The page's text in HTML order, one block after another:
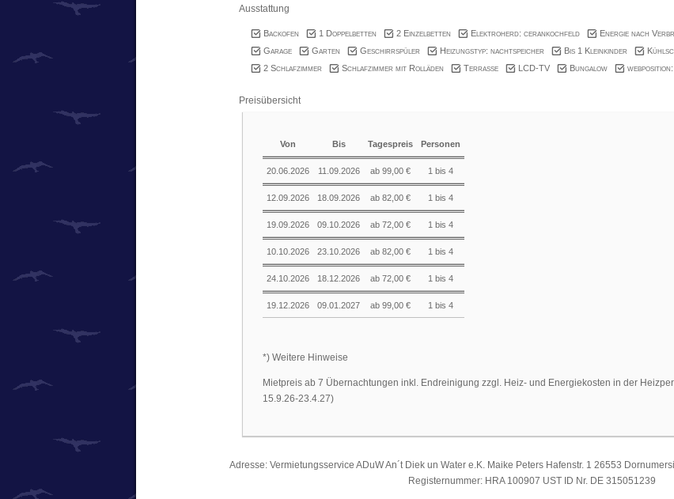
Ausstattung
Backofen 1 Doppelbetten 2 Einzelbetten Elektroherd: cerankochfeld Energie nach
Garage
Garten Geschirrspüler Heizungstyp: nachtspeicher Bis 1 Kleinkinder
2 Schlafzimmer
Schlafzimmer mit Rolläden Terrasse LCD-TV Bungalow webposition:
Preisübersicht
Von Bis Tagespreis Personen
20.06.2026 11.09.2026 ab 99,00 € 1 bis 4
12.09.2026 18.09.2026 ab 82,00 € 1 bis 4
19.09.2026 09.10.2026 ab 72,00 € 1 bis 4
10.10.2026 23.10.2026 ab 82,00 € 1 bis 4
24.10.2026 18.12.2026 ab 72,00 € 1 bis 4
19.12.2026 09.01.2027 ab 99,00 € 1 bis 4
*) Weitere Hinweise
Mietpreis ab 7 Übernachtungen inkl. Endreinigung zzgl. Heiz- und Energiekosten in der
15.9.26-23.4.27)
Adresse: Vermietungsservice ADuW An´t Diek un Water e.K. Maike Peters Hafenstr. 1 26553
Registernummer: HRA 100907 UST ID Nr. DE 315051239